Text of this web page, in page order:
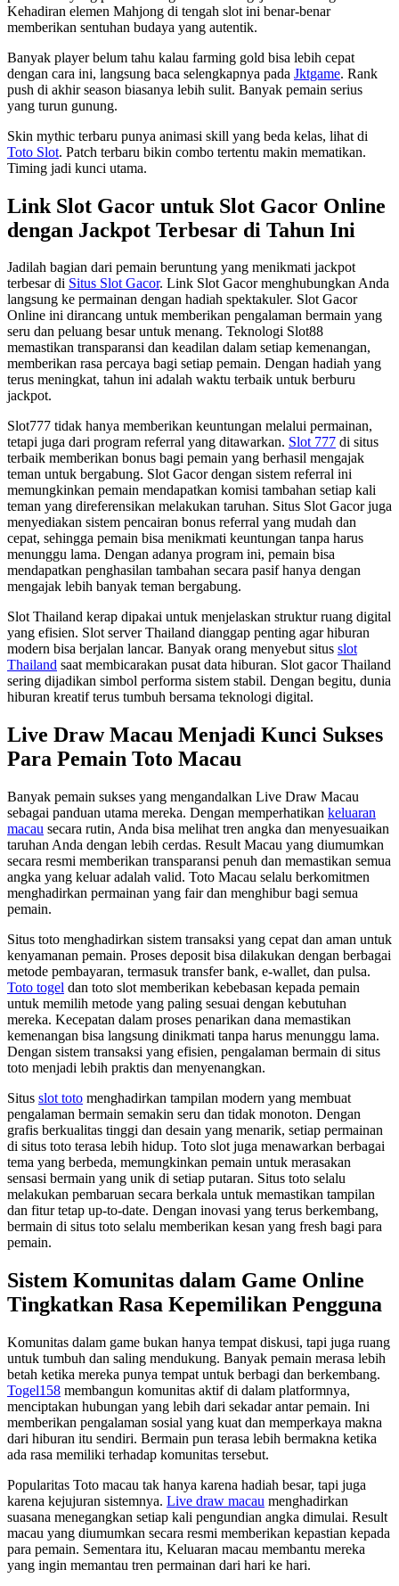
Kehadiran elemen Mahjong di tengah slot ini benar-benar
memberikan sentuhan budaya yang autentik.
Banyak player belum tahu kalau farming gold bisa lebih cepat
dengan cara ini, langsung baca selengkapnya pada Jktgame. Rank
push di akhir season biasanya lebih sulit. Banyak pemain serius
yang turun gunung.
Skin mythic terbaru punya animasi skill yang beda kelas, lihat di
Toto Slot. Patch terbaru bikin combo tertentu makin mematikan.
Timing jadi kunci utama.
Link Slot Gacor untuk Slot Gacor Online
dengan Jackpot Terbesar di Tahun Ini
Jadilah bagian dari pemain beruntung yang menikmati jackpot
terbesar di Situs Slot Gacor. Link Slot Gacor menghubungkan Anda
langsung ke permainan dengan hadiah spektakuler. Slot Gacor
Online ini dirancang untuk memberikan pengalaman bermain yang
seru dan peluang besar untuk menang. Teknologi Slot88
memastikan transparansi dan keadilan dalam setiap kemenangan,
memberikan rasa percaya bagi setiap pemain. Dengan hadiah yang
terus meningkat, tahun ini adalah waktu terbaik untuk berburu
jackpot.
Slot777 tidak hanya memberikan keuntungan melalui permainan,
tetapi juga dari program referral yang ditawarkan. Slot 777 di situs
terbaik memberikan bonus bagi pemain yang berhasil mengajak
teman untuk bergabung. Slot Gacor dengan sistem referral ini
memungkinkan pemain mendapatkan komisi tambahan setiap kali
teman yang direferensikan melakukan taruhan. Situs Slot Gacor juga
menyediakan sistem pencairan bonus referral yang mudah dan
cepat, sehingga pemain bisa menikmati keuntungan tanpa harus
menunggu lama. Dengan adanya program ini, pemain bisa
mendapatkan penghasilan tambahan secara pasif hanya dengan
mengajak lebih banyak teman bergabung.
Slot Thailand kerap dipakai untuk menjelaskan struktur ruang digital
yang efisien. Slot server Thailand dianggap penting agar hiburan
modern bisa berjalan lancar. Banyak orang menyebut situs slot
Thailand saat membicarakan pusat data hiburan. Slot gacor Thailand
sering dijadikan simbol performa sistem stabil. Dengan begitu, dunia
hiburan kreatif terus tumbuh bersama teknologi digital.
Live Draw Macau Menjadi Kunci Sukses
Para Pemain Toto Macau
Banyak pemain sukses yang mengandalkan Live Draw Macau
sebagai panduan utama mereka. Dengan memperhatikan keluaran
macau secara rutin, Anda bisa melihat tren angka dan menyesuaikan
taruhan Anda dengan lebih cerdas. Result Macau yang diumumkan
secara resmi memberikan transparansi penuh dan memastikan semua
angka yang keluar adalah valid. Toto Macau selalu berkomitmen
menghadirkan permainan yang fair dan menghibur bagi semua
pemain.
Situs toto menghadirkan sistem transaksi yang cepat dan aman untuk
kenyamanan pemain. Proses deposit bisa dilakukan dengan berbagai
metode pembayaran, termasuk transfer bank, e-wallet, dan pulsa.
Toto togel dan toto slot memberikan kebebasan kepada pemain
untuk memilih metode yang paling sesuai dengan kebutuhan
mereka. Kecepatan dalam proses penarikan dana memastikan
kemenangan bisa langsung dinikmati tanpa harus menunggu lama.
Dengan sistem transaksi yang efisien, pengalaman bermain di situs
toto menjadi lebih praktis dan menyenangkan.
Situs slot toto menghadirkan tampilan modern yang membuat
pengalaman bermain semakin seru dan tidak monoton. Dengan
grafis berkualitas tinggi dan desain yang menarik, setiap permainan
di situs toto terasa lebih hidup. Toto slot juga menawarkan berbagai
tema yang berbeda, memungkinkan pemain untuk merasakan
sensasi bermain yang unik di setiap putaran. Situs toto selalu
melakukan pembaruan secara berkala untuk memastikan tampilan
dan fitur tetap up-to-date. Dengan inovasi yang terus berkembang,
bermain di situs toto selalu memberikan kesan yang fresh bagi para
pemain.
Sistem Komunitas dalam Game Online
Tingkatkan Rasa Kepemilikan Pengguna
Komunitas dalam game bukan hanya tempat diskusi, tapi juga ruang
untuk tumbuh dan saling mendukung. Banyak pemain merasa lebih
betah ketika mereka punya tempat untuk berbagi dan berkembang.
Togel158 membangun komunitas aktif di dalam platformnya,
menciptakan hubungan yang lebih dari sekadar antar pemain. Ini
memberikan pengalaman sosial yang kuat dan memperkaya makna
dari hiburan itu sendiri. Bermain pun terasa lebih bermakna ketika
ada rasa memiliki terhadap komunitas tersebut.
Popularitas Toto macau tak hanya karena hadiah besar, tapi juga
karena kejujuran sistemnya. Live draw macau menghadirkan
suasana menegangkan setiap kali pengundian angka dimulai. Result
macau yang diumumkan secara resmi memberikan kepastian kepada
para pemain. Sementara itu, Keluaran macau membantu mereka
yang ingin memantau tren permainan dari hari ke hari.